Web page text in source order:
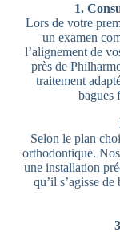
1.
Lors de votre
un examen
l’alignement de
près de
traitement
bagues
Selon le plan
orthodontique.
une installation
qu’il s’agisse